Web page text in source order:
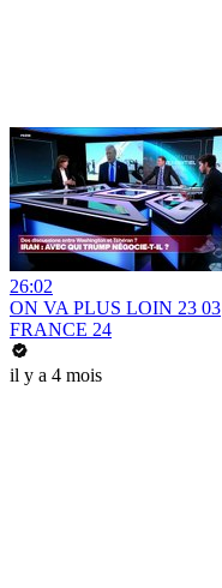
26:02
ON VA PLUS LOIN 23 03
FRANCE 24
il y a 4 mois